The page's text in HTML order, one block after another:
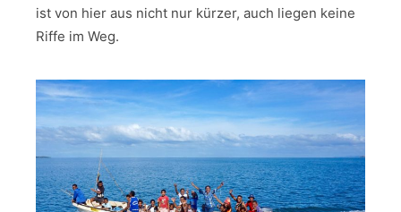
ist von hier aus nicht nur kürzer, auch liegen keine
Riffe im Weg.